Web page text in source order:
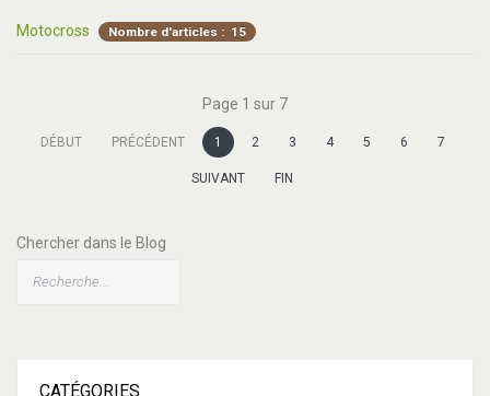
Manuels Nombre d'articles : 10
Vous trouverez ici un paquet de manuels d'utilisateur (Owner's
manuals), manuels d'atelier (Workshop Manuals) et autres
manuels techniques.
Manuels d'utilisateur (owner's manuals), manuels d'atelier
(workshop manuals) et autres documents techniques pour les
Motocross Nombre d'articles : 15
Page 1 sur 7
DÉBUT PRÉCÉDENT 1 2 3 4 5 6 7
SUIVANT FIN
Chercher dans le Blog
CATÉGORIES